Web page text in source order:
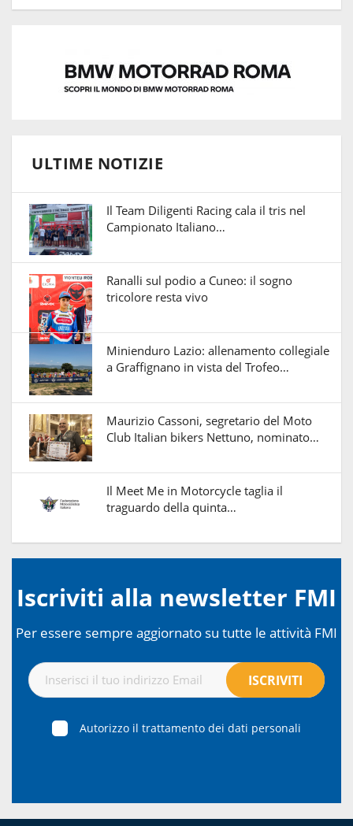
ULTIME NOTIZIE
Il Team Diligenti Racing cala il tris nel
Campionato Italiano…
Ranalli sul podio a Cuneo: il sogno
tricolore resta vivo
Minienduro Lazio: allenamento collegiale
a Graffignano in vista del Trofeo…
Maurizio Cassoni, segretario del Moto
Club Italian bikers Nettuno, nominato…
Il Meet Me in Motorcycle taglia il
traguardo della quinta…
Iscriviti alla newsletter FMI
Per essere sempre aggiornato su tutte le attività FMI
Autorizzo il trattamento dei dati personali